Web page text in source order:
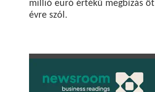
millió euró értékű megbízás öt
évre szól.